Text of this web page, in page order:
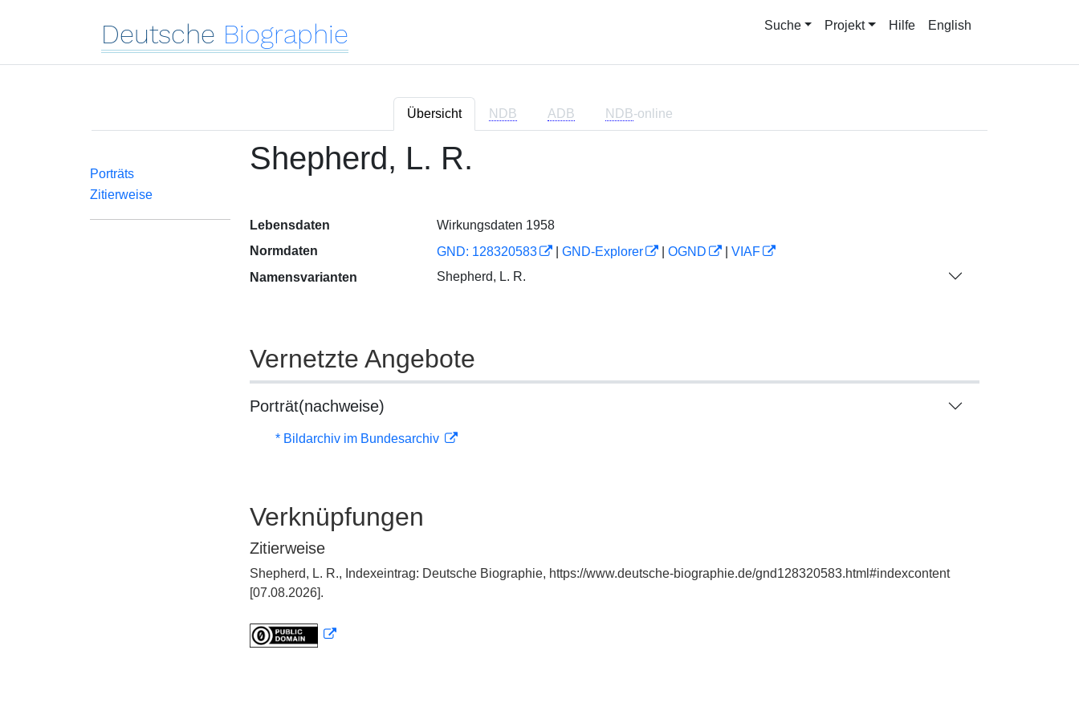
Deutsche Biographie Suche Projekt Hilfe English
Übersicht NDB ADB NDB-online
Porträts
Zitierweise
Shepherd, L. R.
Lebensdaten
Wirkungsdaten 1958
Normdaten
GND: 128320583 GND-Explorer OGND
VIAF
Namensvarianten
Shepherd, L. R.
Vernetzte Angebote
Porträt(nachweise)
* Bildarchiv im Bundesarchiv
Verknüpfungen
Zitierweise
Shepherd, L. R., Indexeintrag: Deutsche Biographie, https://www.deutsche-biographie.de/gnd128320583.html#indexcontent
[07.08.2026].